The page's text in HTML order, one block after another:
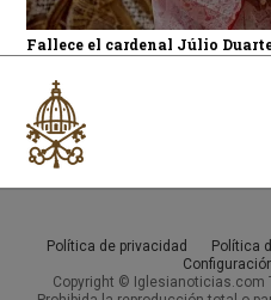
Fallece el cardenal Júlio
Política de privacidad Política
Copyright © Iglesianoticias.com